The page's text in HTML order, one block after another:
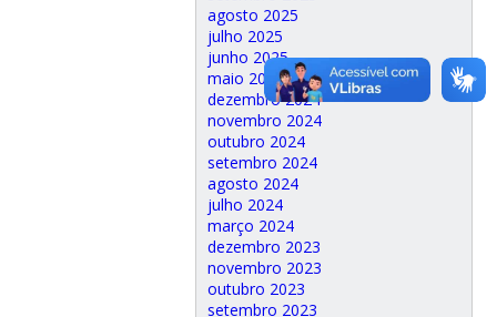
agosto 2025
julho 2025
junho 2025
maio 2025
dezembro 2024
novembro 2024
outubro 2024
setembro 2024
agosto 2024
julho 2024
março 2024
dezembro 2023
novembro 2023
outubro 2023
setembro 2023